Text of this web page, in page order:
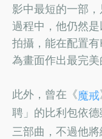
影中最短的一部
過程中，他仍然
拍攝，能在配置
為畫面作出最完美
此外，曾在《魔戒
聘」的比利包依
三部曲，不過他